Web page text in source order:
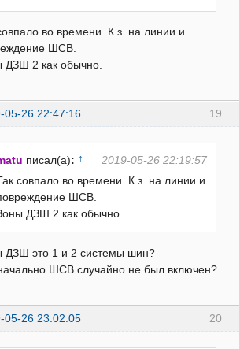
во времени. К.з. на линии и
ШСВ.
ДЗШ 2 как обычно.
19
05-26 22:47:16
писал(а): ↑
2019-05-26 22:19:57
совпало во времени. К.з. на линии и
ШСВ.
ДЗШ 2 как обычно.
ДЗШ это 1 и 2 системы шин?
ШСВ случайно не был включен?
20
05-26 23:02:05